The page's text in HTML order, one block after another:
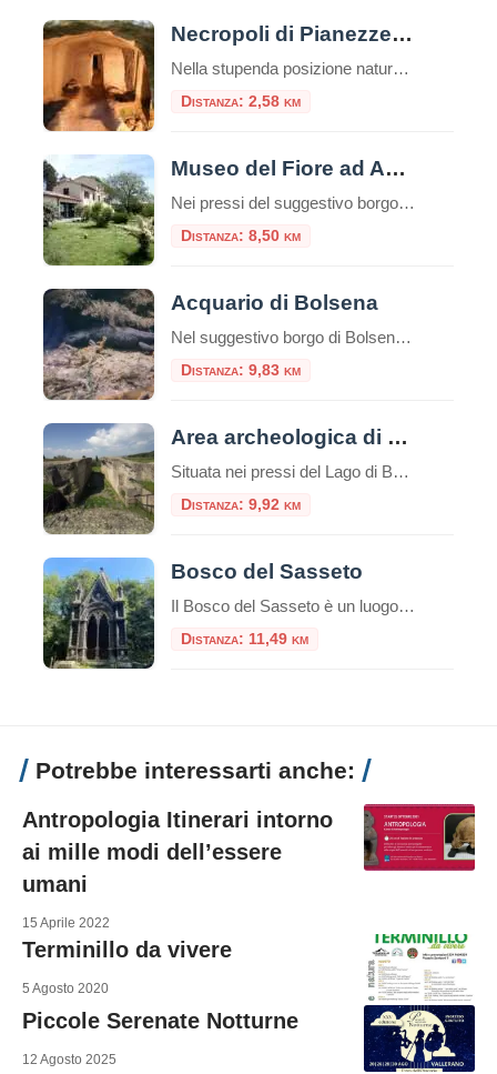
Necropoli di Pianezze e Centocamere
Nella stupenda posizione naturalistica del Lago di Bolsena, si erge la Necropoli di Centocamere a Grotte di Castro. Questo sito archeologico è uno dei tesori dell’Etruria, le cui tracce sono ancora oggi presenti in tutto il territorio. Le tombe della Necropoli sono state scavate nella roccia tufacea e risalgono al periodo tra il VI e […]
Distanza: 2,58 km
Museo del Fiore ad Acquapendente
Nei pressi del suggestivo borgo di Torre Alfina si trova il Museo del Fiore, all’interno della Riserva Naturale Monte Rufeno. Il Museo del Fiore sviluppato intorno al mondo del fiore e dedicato alla biodiversità del territorio è un museo interattivo e multimediale. All’interno del museo potrete scoprire, in modo divertente ed interattivo, la natura, le […]
Distanza: 8,50 km
Acquario di Bolsena
Nel suggestivo borgo di Bolsena, sulle sponde dell’omonimo lago vulcanico, si nasconde una delle attrazioni più affascinanti e uniche della Tuscia: l’Acquario di Bolsena. Questa moderna struttura museale, inaugurata nel maggio 2011, offre ai visitatori un’esperienza immersiva nel mondo delle acque interne del territorio laziale, in una cornice storica di eccezionale bellezza. Una Location Unica: […]
Distanza: 9,83 km
Area archeologica di Volsinii
Situata nei pressi del Lago di Bolsena, l’area archeologica di Volsinii rappresenta una delle più affascinanti testimonianze della civiltà etrusca e del successivo periodo romano. L’antica città di Volsinii, nota anche come Volsinii Veteres, fu un importante centro etrusco e un fulcro culturale e politico dell’Etruria, prima di essere conquistata e rifondata dai Romani nel […]
Distanza: 9,92 km
Bosco del Sasseto
Il Bosco del Sasseto è un luogo incantevole situato vicino a Torre Alfina, nel comune di Acquapendente, nella provincia di Viterbo, nel Lazio. È spesso descritto come un “bosco fatato” per la sua atmosfera magica e incantata, caratterizzata da una vegetazione lussureggiante, antichi alberi secolari, e un sottobosco ricco di muschi e felci. Ecco alcune […]
Distanza: 11,49 km
Potrebbe interessarti anche:
Antropologia Itinerari intorno
ai mille modi dell’essere
umani
15 Aprile 2022
Terminillo da vivere
5 Agosto 2020
Piccole Serenate Notturne
12 Agosto 2025